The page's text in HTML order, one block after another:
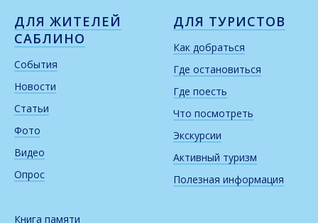
ДЛЯ ЖИТЕЛЕЙ
САБЛИНО
События
Новости
Статьи
Фото
Видео
Опрос
Книга памяти
ДЛЯ ТУРИСТОВ
Как добраться
Где остановиться
Где поесть
Что посмотреть
Экскурсии
Активный туризм
Полезная информация